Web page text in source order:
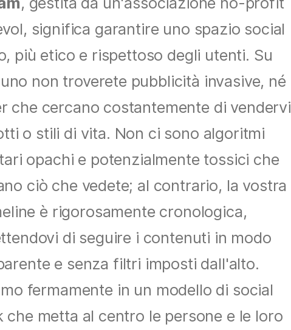
significa garantire uno spazio social
più etico e rispettoso degli utenti. Su
non troverete pubblicità invasive, né
che cercano costantemente di vendervi
o stili di vita. Non ci sono algoritmi
opachi e potenzialmente tossici che
ciò che vedete; al contrario, la vostra
è rigorosamente cronologica,
di seguire i contenuti in modo
e senza filtri imposti dall'alto.
fermamente in un modello di social
che metta al centro le persone e le loro